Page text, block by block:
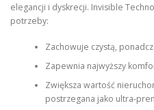
elegancji i dyskrecji. Invisible
potrzeby:
Zachowuje czystą,
Zapewnia najwyższy
Zwiększa wartość
postrzegana jako ultra-